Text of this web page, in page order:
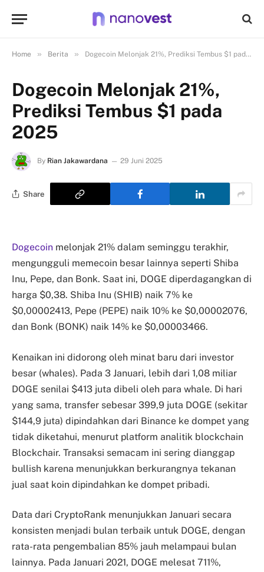
Home » Berita » Dogecoin Melonjak 21%, Prediksi Tembus $1 pada 2025
Dogecoin Melonjak 21%,
Prediksi Tembus $1 pada
2025
By Rian Jakawardana 29 Juni 2025
Share
Dogecoin melonjak 21% dalam seminggu terakhir,
mengungguli memecoin besar lainnya seperti Shiba
Inu, Pepe, dan Bonk. Saat ini, DOGE diperdagangkan di
harga $0,38. Shiba Inu (SHIB) naik 7% ke
$0,00002413, Pepe (PEPE) naik 10% ke $0,00002076,
dan Bonk (BONK) naik 14% ke $0,00003466.
Kenaikan ini didorong oleh minat baru dari investor
besar (whales). Pada 3 Januari, lebih dari 1,08 miliar
DOGE senilai $413 juta dibeli oleh para whale. Di hari
yang sama, transfer sebesar 399,9 juta DOGE (sekitar
$144,9 juta) dipindahkan dari Binance ke dompet yang
tidak diketahui, menurut platform analitik blockchain
Blockchair. Transaksi semacam ini sering dianggap
bullish karena menunjukkan berkurangnya tekanan
jual saat koin dipindahkan ke dompet pribadi.
Data dari CryptoRank menunjukkan Januari secara
konsisten menjadi bulan terbaik untuk DOGE, dengan
rata-rata pengembalian 85% jauh melampaui bulan
lainnya. Pada Januari 2021, DOGE melesat 711%,